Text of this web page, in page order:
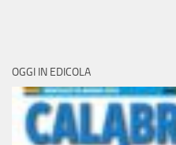
OGGI IN EDICOLA